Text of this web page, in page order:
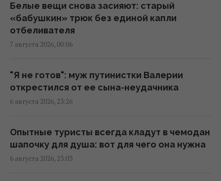
Украина ставит Путина на предвыборные
часы, - Newsweek
23:07 четверг, 06 августа 2026
Корецкий объявил об увеличении
заработной платы педагогов с 1 сентября
22:53 четверг, 06 августа 2026
Миф развенчан: сколько на самом деле
могут работать ядерные реакторы
22:12 четверг, 06 августа 2026
Белые вещи снова засияют: старый
«бабушкин» трюк без единой капли
отбеливателя
7 августа 2026, 00:06
"Я не готов": муж путинистки Валерии
открестился от ее сына-неудачника
6 августа 2026, 23:26
Опытные туристы всегда кладут в чемодан
шапочку для душа: вот для чего она нужна
6 августа 2026, 23:03